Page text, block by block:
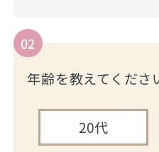
02
年齢を教えてくださ
20代